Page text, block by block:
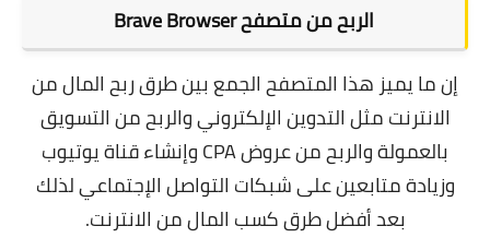
الربح منمتصفح Brave Browser
إن ما يميز هذا المتصفح الجمع بين طرق ربح المال من
الانترنت مثل التدوين الإلكتروني والربح من التسويق
بالعمولة
والربح من عروض CPA وإنشاء قناة يوتيوب
وزيادة متابعين على شبكات التواصل الإجتماعي لذلك
بعدأفضل طرق كسب المال من الانترنت.